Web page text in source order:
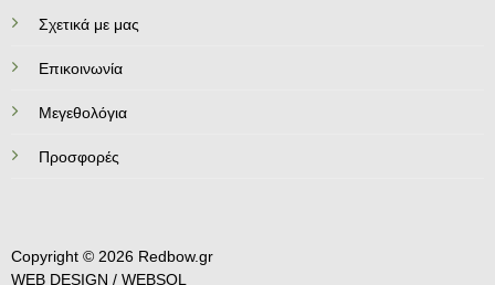
Σχετικά με μας
Επικοινωνία
Mεγεθολόγια
Προσφορές
Copyright © 2026 Redbow.gr
WEB DESIGN / WEBSOL